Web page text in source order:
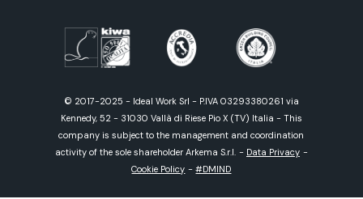
© 2017-2025 - Ideal Work Srl - P.IVA 03293380261 via
Kennedy, 52 - 31030 Vallà di Riese Pio X (TV) Italia - This
company is subject to the management and coordination
activity of the sole shareholder Arkema S.r.l. - Data Privacy -
Cookie Policy -#DMIND